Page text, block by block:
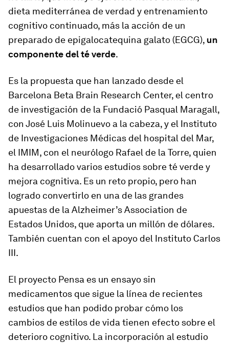
dieta mediterránea de verdad y entrenamiento
cognitivo continuado, más la acción de un
preparado de epi­galocatequina galato (EGCG), un
componente del té verde.
Es la propuesta que han lanzado desde el
Barcelona Beta Brain Research Center, el centro
de investigación de la Fundació Pasqual Maragall,
con José Luis Molinuevo a la cabeza, y el Instituto
de Investigaciones Médicas del hospital del Mar,
el IMIM, con el neurólogo Rafael de la Torre, quien
ha desarrollado varios estudios sobre té verde y
mejora cognitiva. Es un reto propio, pero han
logrado convertirlo en una de las grandes
apuestas de la Alzheimer’s Association de
Estados Unidos, que aporta un millón de dólares.
También cuentan con el apoyo del Instituto Carlos
III.
El proyecto Pensa es un ensayo sin
medicamentos que sigue la línea de recientes
estudios que han podido probar cómo los
cambios de estilos de vida tienen efecto sobre el
deterioro cognitivo. La incorporación al estudio